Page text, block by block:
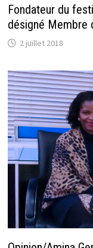
Fondateur du
désigné Membre
2 juillet 2018